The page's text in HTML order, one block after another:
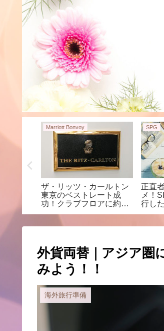
Marriott Bonvoy
ザ・リッツ・カールトン
東京のベストレート成
功！クラブフロアに約
泊した方法
SPG
正直
メ！
行し
外貨両替｜アジア圏
みよう！！
海外旅行準備